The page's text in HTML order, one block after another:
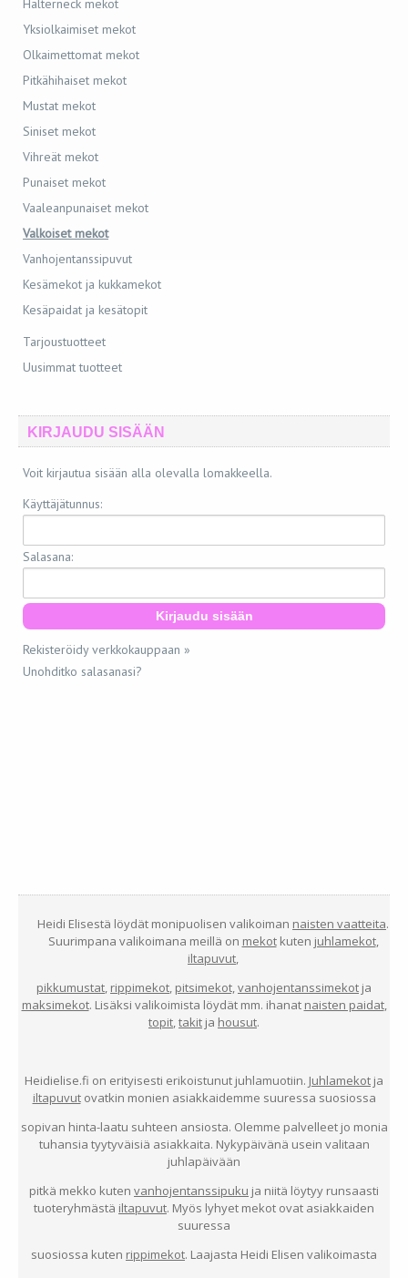
Halterneck mekot
Yksiolkaimiset mekot
Olkaimettomat mekot
Pitkähihaiset mekot
Mustat mekot
Siniset mekot
Vihreät mekot
Punaiset mekot
Vaaleanpunaiset mekot
Valkoiset mekot
Vanhojentanssipuvut
Kesämekot ja kukkamekot
Kesäpaidat ja kesätopit
Tarjoustuotteet
Uusimmat tuotteet
KIRJAUDU SISÄÄN
Voit kirjautua sisään alla olevalla lomakkeella.
Käyttäjätunnus:
Salasana:
Rekisteröidy verkkokauppaan »
Unohditko salasanasi?
Heidi Elisestä löydät monipuolisen valikoiman naisten vaatteita.
Suurimpana valikoimana meillä on mekotkuten juhlamekot,
iltapuvut
pikkumustat rippimekot pitsimekot, vanhojentanssimekot ja
maksimekot. Lisäksi valikoimista löydät mm. ihanat naisten paidat,
topit takit ja housut.
Heidielise.fi on erityisesti erikoistunut juhlamuotiin. Juhlamekot ja
iltapuvutovatkin monien asiakkaidemme suuressa suosiossa
sopivan hinta-laatu suhteen ansiosta. Olemme palvelleet jo monia
tuhansia tyytyväisiä asiakkaita. Nykypäivänä usein valitaan
juhlapäivään
pitkä mekko kuten vanhojentanssipuku ja niitä löytyy runsaasti
tuoteryhmästä iltapuvut. Myös lyhyet mekot ovat asiakkaiden
suuressa
suosiossa kuten rippimekot. Laajasta Heidi Elisen valikoimasta